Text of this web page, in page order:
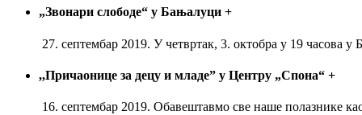
„Звонари слободе“ у Бањалуци +
27. септембар 2019. У четвртак, 3. октобра у 19
,,Причаонице за децу и младе” у Центру „Спона“ +
16. септембар 2019. Обавештавмо све наше полазнике